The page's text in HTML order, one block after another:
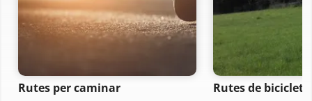
Rutes per caminar Rutes de